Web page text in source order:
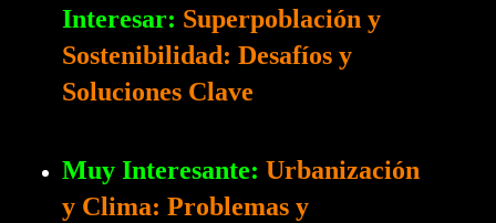
Interesar: Superpoblación y
Sostenibilidad: Desafíos y
Soluciones Clave
Muy Interesante:Urbanización
y Clima: Problemas y